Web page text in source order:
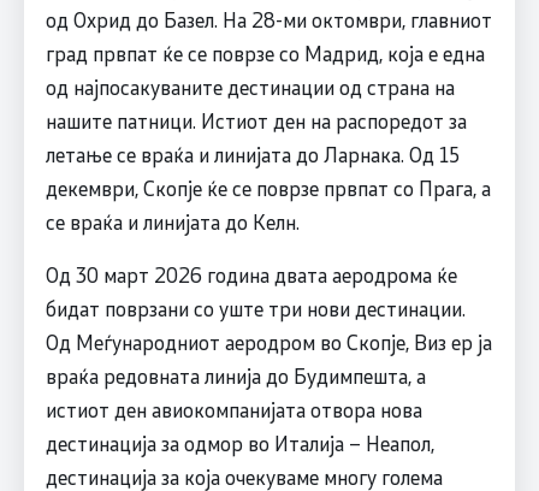
од Охрид до Базел. На 28-ми октомври, главниот
град првпат ќе се поврзе со Мадрид, која е една
од најпосакуваните дестинации од страна на
нашите патници. Истиот ден на распоредот за
летање се враќа и линијата до Ларнака. Од 15
декември, Скопје ќе се поврзе првпат со Прага, а
се враќа и линијата до Келн.
Од 30 март 2026 година двата аеродрома ќе
бидат поврзани со уште три нови дестинации.
Од Меѓународниот аеродром во Скопје, Виз ер ја
враќа редовната линија до Будимпешта, а
истиот ден авиокомпанијата отвора нова
дестинација за одмор во Италија – Неапол,
дестинација за која очекуваме многу голема